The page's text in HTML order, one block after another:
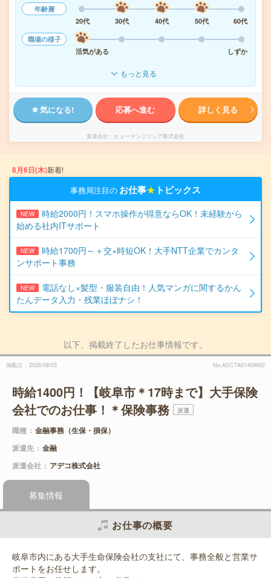
年齢層
20代
30代 40代 50代
60代
職場の様子
活気がある
しずか
もっと見る
気になる! 応募へ進む 詳しく見る
派遣会社 ヒューマンリソシア株式会社
8月6日(木)新着!
事務局注目の お仕事★ トピックス
NEW
時給2000円！スマホ操作が得意ならOK！未経験から
始める社内ITサポート
NEW
時給1700円～＋交×時短OK！大手NTT企業でカンタ
ンサポート事務
NEW
電話なし×髪型・服装自由！人気マンガに関するかん
たんデータ入力・残業ほぼナシ！
以下、掲載終了したお仕事情報です。
掲載日 2026/08/03 No.ADCTA01469692
時給1400円！【岐阜市＊17時まで】大手保険
会社でのお仕事！＊保険事務
派遣
職種
金融事務（生保・損保）
派遣先
金融
派遣会社
アデコ株式会社
募集情報
お仕事の概要
岐阜市内にある大手生命保険会社の支社にて、事務全般と営業サ
ポートをお任せします。